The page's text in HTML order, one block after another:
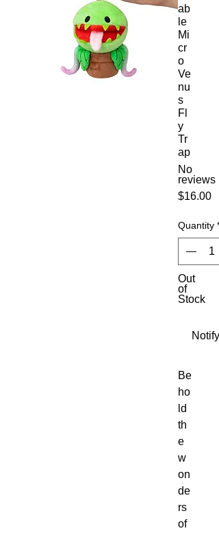
ab
le
Mi
cr
o
Ve
nu
s
Fl
y
Tr
ap
No
reviews
$16.00
Quantity *
Out
of
Stock
Be
ho
ld
th
e
w
on
de
rs
of